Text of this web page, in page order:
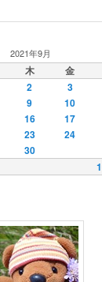
2021年9月
木 金
2 3
9 10
16 17
23 24
30